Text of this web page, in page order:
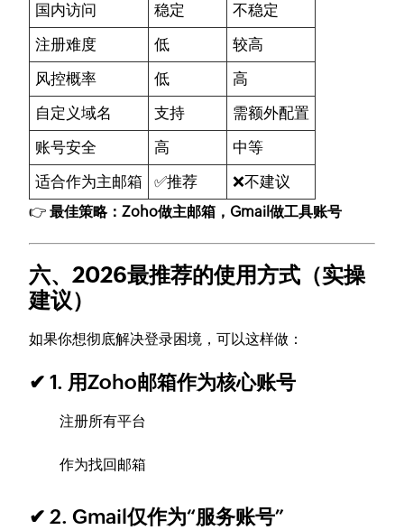
国内访问
稳定
不稳定
注册难度
低
较高
风控概率
低
高
自定义域名
支持
需额外配置
账号安全
高
中等
适合作为主邮箱
✅推荐 ❌不建议
👉最佳策略：Zoho做主邮箱，Gmail做工具账号
六、2026最推荐的使用方式（实操
建议）
如果你想彻底解决登录困境，可以这样做：
✔ 1. 用Zoho邮箱作为核心账号
注册所有平台
作为找回邮箱
✔ 2. Gmail仅作为“服务账号”